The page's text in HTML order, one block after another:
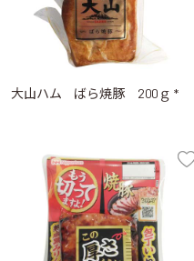
大山ハム ばら焼豚 200ｇ *